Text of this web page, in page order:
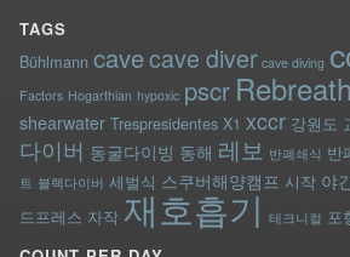
TAGS
Bühlmann cavecave diver cave diving
Factors Hogarthian hypoxic pscr
shearwater Trespresidentes X1 xccr 강원도
다이버 동굴다이빙 동해 레보 반폐쇄식 반
트 블랙다이버 세벌식 스쿠버해양캠프 시작 야
드프레스 자작 재호흡기 테크니컬 포